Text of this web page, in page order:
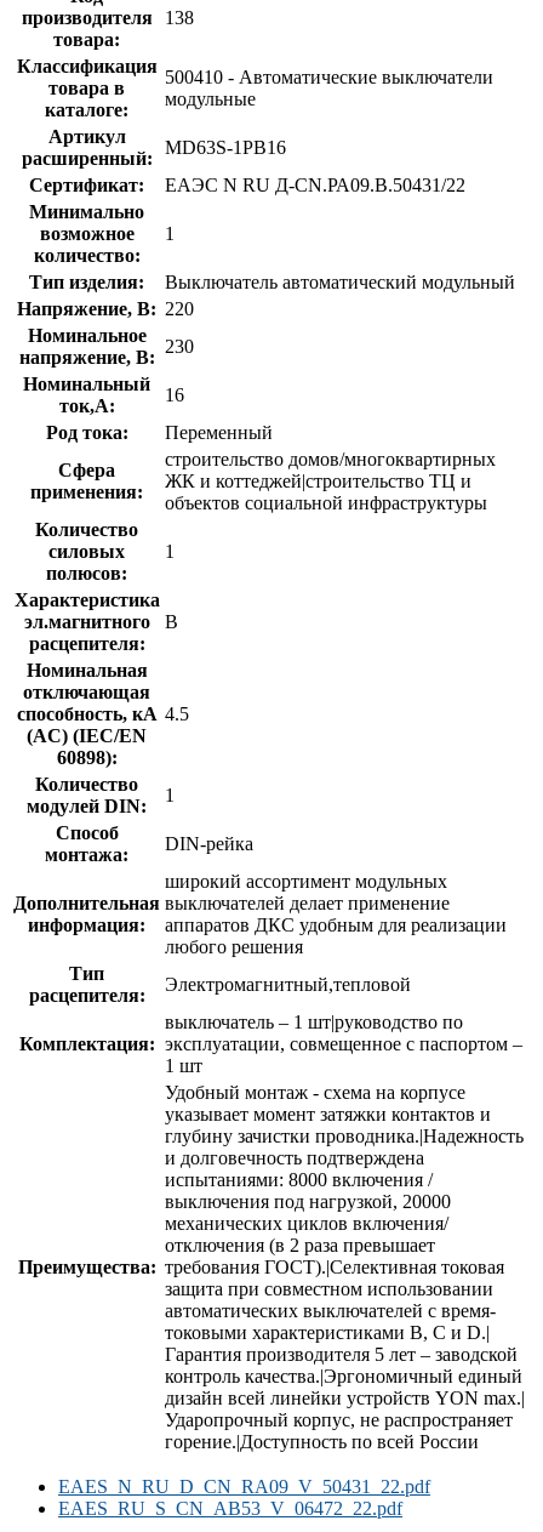
производителя
товара:
138
Классификация
товара в
каталоге:
500410 - Автоматические выключатели
модульные
Артикул
расширенный:
MD63S-1PB16
Сертификат:
ЕАЭС N RU Д-CN.РА09.В.50431/22
Минимально
возможное
количество:
1
Тип изделия:
Выключатель автоматический модульный
Напряжение, В: 220
Номинальное
напряжение, В:
230
Номинальный
ток,А:
16
Род тока:
Переменный
Сфера
применения:
строительство домов/многоквартирных
ЖК и коттеджей|строительство ТЦ и
объектов социальной инфраструктуры
Количество
силовых
полюсов:
1
Характеристика
эл.магнитного
расцепителя:
B
Номинальная
отключающая
способность, кA
(AC) (IEC/EN
60898):
4.5
Количество
модулей DIN:
1
Способ
монтажа:
DIN-рейка
Дополнительная
информация:
широкий ассортимент модульных
выключателей делает применение
аппаратов ДКС удобным для реализации
любого решения
Тип
расцепителя:
Электромагнитный,тепловой
Комплектация:
выключатель – 1 шт|руководство по
эксплуатации, совмещенное с паспортом –
1 шт
Преимущества:
Удобный монтаж - схема на корпусе
указывает момент затяжки контактов и
глубину зачистки проводника.|Надежность
и долговечность подтверждена
испытаниями: 8000 включения /
выключения под нагрузкой, 20000
механических циклов включения/
отключения (в 2 раза превышает
требования ГОСТ).|Селективная токовая
защита при совместном использовании
автоматических выключателей с время-
токовыми характеристиками В, С и D.|
Гарантия производителя 5 лет – заводской
контроль качества.|Эргономичный единый
дизайн всей линейки устройств YON max.|
Ударопрочный корпус, не распространяет
горение.|Доступность по всей России
EAES_N_RU_D_CN_RA09_V_50431_22.pdf
EAES_RU_S_CN_AB53_V_06472_22.pdf